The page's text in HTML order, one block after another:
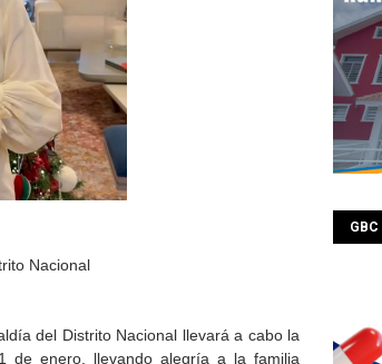
Nacional
del Distrito Nacional llevará a cabo la
de enero, llevando alegría a la familia
GBC